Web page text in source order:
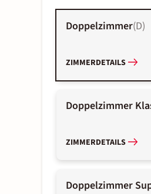
Doppelzimmer(D)
ZIMMERDETAILS
Doppelzimmer
ZIMMERDETAILS
Doppelzimmer